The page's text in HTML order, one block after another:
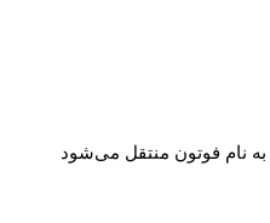
به نام فوتون منتقل می‌شود